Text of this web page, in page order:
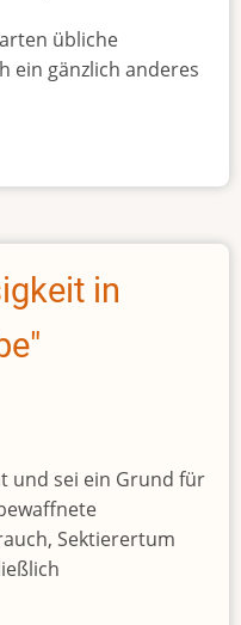
übliche
ein gänzlich anderes
in
und sei ein Grund für
Sektierertum